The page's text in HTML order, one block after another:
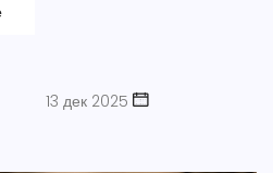
13 дек 2025